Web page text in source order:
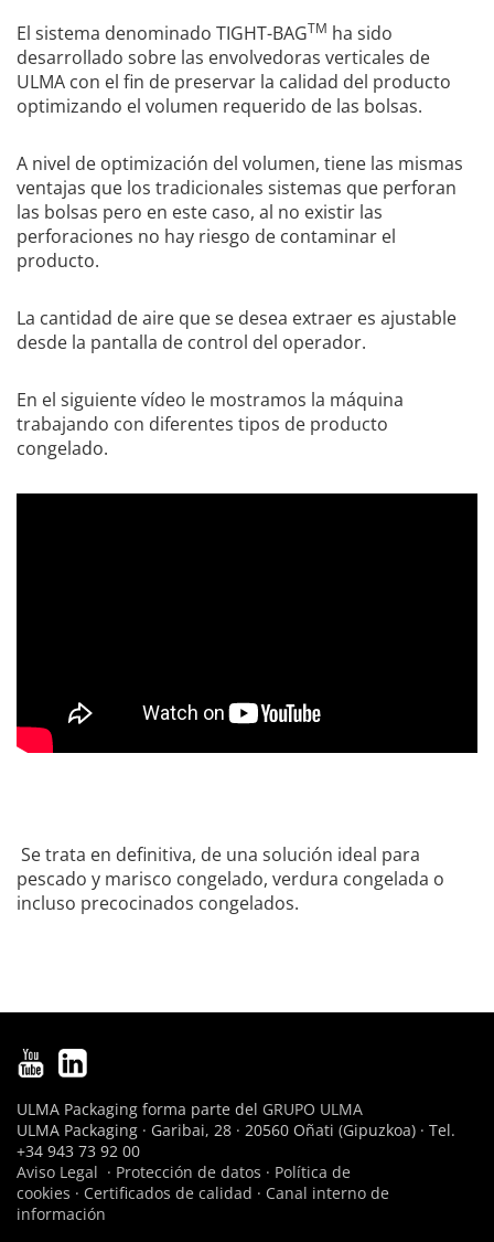
El sistema denominado TIGHT-BAGTM ha sido
desarrollado sobre las envolvedoras verticales de
ULMA con el fin de preservar la calidad del producto
optimizando el volumen requerido de las bolsas.
A nivel de optimización del volumen, tiene las mismas
ventajas que los tradicionales sistemas que perforan
las bolsas pero en este caso, al no existir las
perforaciones no hay riesgo de contaminar el
producto.
La cantidad de aire que se desea extraer es ajustable
desde la pantalla de control del operador.
En el siguiente vídeo le mostramos la máquina
trabajando con diferentes tipos de producto
congelado.
Se trata en definitiva, de una solución ideal para
pescado y marisco congelado, verdura congelada o
incluso precocinados congelados.
ULMA Packaging forma parte del GRUPO ULMA
ULMA Packaging · Garibai, 28 · 20560 Oñati (Gipuzkoa) · Tel.
+34 943 73 92 00
Aviso Legal · Protección de datos · Política de
cookies · Certificados de calidad · Canal interno de
información